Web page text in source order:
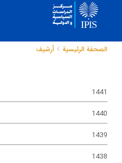
الصحفة الرئيسية أرشيف
1441
1440
1439
1438